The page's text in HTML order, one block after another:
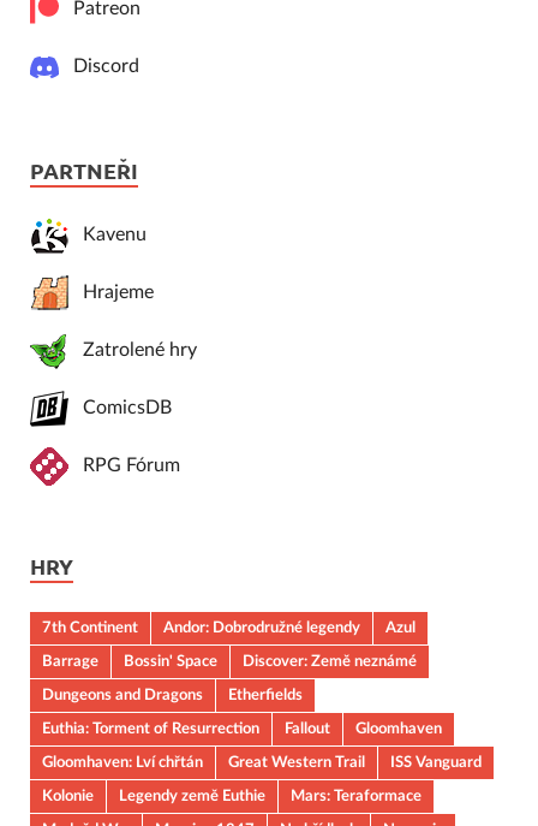
Patreon
Discord
PARTNEŘI
Kavenu
Hrajeme
Zatrolené hry
ComicsDB
RPG Fórum
HRY
7th Continent Andor: Dobrodružné legendy
Azul
Barrage
Bossin' Space
Discover: Země neznámé
Dungeons and Dragons
Etherfields
Euthia: Torment of Resurrection
Fallout
Gloomhaven
Gloomhaven: Lví chřtán
Great Western Trail
ISS Vanguard
Kolonie
Legendy země Euthie
Mars: Teraformace